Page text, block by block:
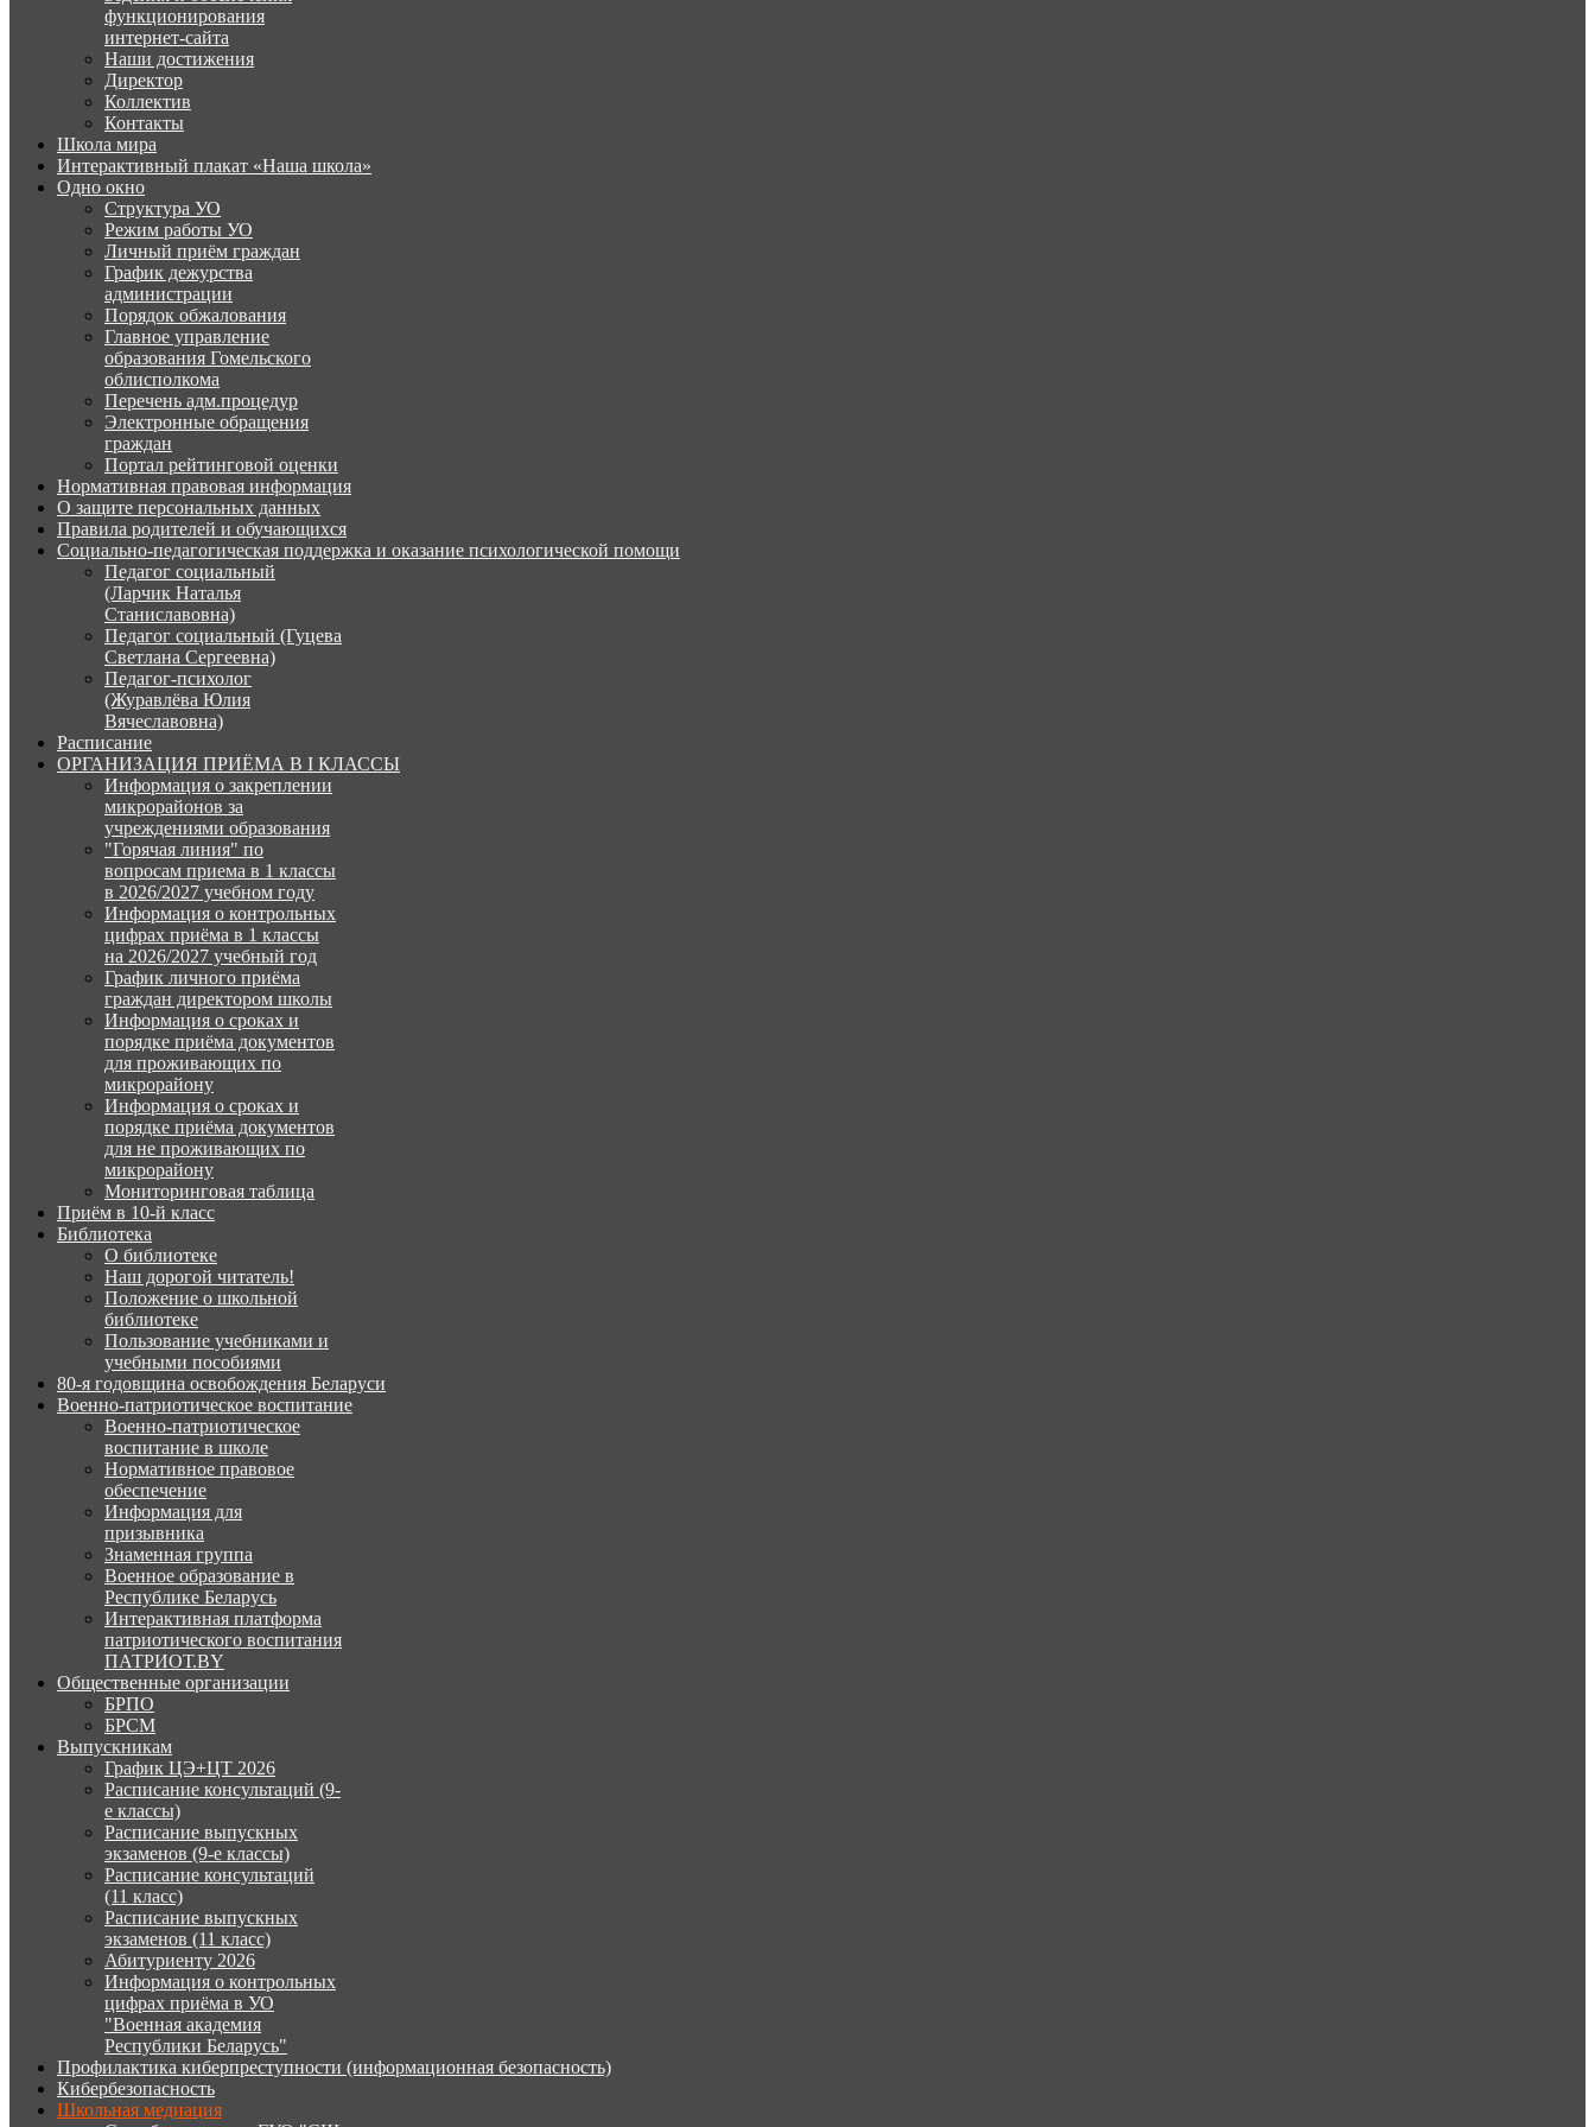
функционирования
интернет-сайта
Наши достижения
Директор
Коллектив
Контакты
Школа мира
Интерактивный плакат «Наша школа»
Одно окно
Структура УО
Режим работы УО
Личный приём граждан
График дежурства
администрации
Порядок обжалования
Главное управление
образования Гомельского
облисполкома
Перечень адм.процедур
Электронные обращения
граждан
Портал рейтинговой оценки
Нормативная правовая информация
О защите персональных данных
Правила родителей и обучающихся
Социально-педагогическая поддержка и оказание психологической помощи
Педагог социальный
(Ларчик Наталья
Станиславовна)
Педагог социальный (Гуцева
Светлана Сергеевна)
Педагог-психолог
(Журавлёва Юлия
Вячеславовна)
Расписание
ОРГАНИЗАЦИЯ ПРИЁМА В I КЛАССЫ
Информация о закреплении
микрорайонов за
учреждениями образования
"Горячая линия" по
вопросам приема в 1 классы
в 2026/2027 учебном году
Информация о контрольных
цифрах приёма в 1 классы
на 2026/2027 учебный год
График личного приёма
граждан директором школы
Информация о сроках и
порядке приёма документов
для проживающих по
микрорайону
Информация о сроках и
порядке приёма документов
для не проживающих по
микрорайону
Мониторинговая таблица
Приём в 10-й класс
Библиотека
О библиотеке
Наш дорогой читатель!
Положение о школьной
библиотеке
Пользование учебниками и
учебными пособиями
80-я годовщина освобождения Беларуси
Военно-патриотическое воспитание
Военно-патриотическое
воспитание в школе
Нормативное правовое
обеспечение
Информация для
призывника
Знаменная группа
Военное образование в
Республике Беларусь
Интерактивная платформа
патриотического воспитания
ПАТРИОТ.BY
Общественные организации
БРПО
БРСМ
Выпускникам
График ЦЭ+ЦТ 2026
Расписание консультаций (9-
е классы)
Расписание выпускных
экзаменов (9-е классы)
Расписание консультаций
(11 класс)
Расписание выпускных
экзаменов (11 класс)
Абитуриенту 2026
Информация о контрольных
цифрах приёма в УО
"Военная академия
Республики Беларусь"
Профилактика киберпреступности (информационная безопасность)
Кибербезопасность
Школьная медиация